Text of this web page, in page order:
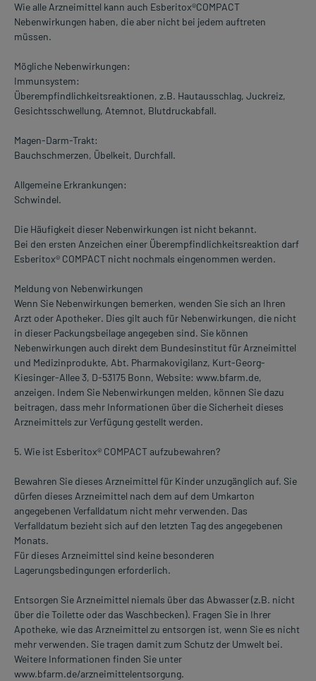
Wie alle Arzneimittel kann auch Esberitox®COMPACT
Nebenwirkungen haben, die aber nicht bei jedem auftreten
müssen.
Mögliche Nebenwirkungen:
Immunsystem:
Überempfindlichkeitsreaktionen, z.B. Hautausschlag, Juckreiz,
Gesichtsschwellung, Atemnot, Blutdruckabfall.
Magen-Darm-Trakt:
Bauchschmerzen, Übelkeit, Durchfall.
Allgemeine Erkrankungen:
Schwindel.
Die Häufigkeit dieser Nebenwirkungen ist nicht bekannt.
Bei den ersten Anzeichen einer Überempfindlichkeitsreaktion darf
Esberitox® COMPACT nicht nochmals eingenommen werden.
Meldung von Nebenwirkungen
Wenn Sie Nebenwirkungen bemerken, wenden Sie sich an Ihren
Arzt oder Apotheker. Dies gilt auch für Nebenwirkungen, die nicht
in dieser Packungsbeilage angegeben sind. Sie können
Nebenwirkungen auch direkt dem Bundesinstitut für Arzneimittel
und Medizinprodukte, Abt. Pharmakovigilanz, Kurt-Georg-
Kiesinger-Allee 3, D-53175 Bonn, Website: www.bfarm.de,
anzeigen. Indem Sie Nebenwirkungen melden, können Sie dazu
beitragen, dass mehr Informationen über die Sicherheit dieses
Arzneimittels zur Verfügung gestellt werden.
5. Wie ist Esberitox® COMPACT aufzubewahren?
Bewahren Sie dieses Arzneimittel für Kinder unzugänglich auf. Sie
dürfen dieses Arzneimittel nach dem auf dem Umkarton
angegebenen Verfalldatum nicht mehr verwenden. Das
Verfalldatum bezieht sich auf den letzten Tag des angegebenen
Monats.
Für dieses Arzneimittel sind keine besonderen
Lagerungsbedingungen erforderlich.
Entsorgen Sie Arzneimittel niemals über das Abwasser (z.B. nicht
über die Toilette oder das Waschbecken). Fragen Sie in Ihrer
Apotheke, wie das Arzneimittel zu entsorgen ist, wenn Sie es nicht
mehr verwenden. Sie tragen damit zum Schutz der Umwelt bei.
Weitere Informationen finden Sie unter
www.bfarm.de/arzneimittelentsorgung.